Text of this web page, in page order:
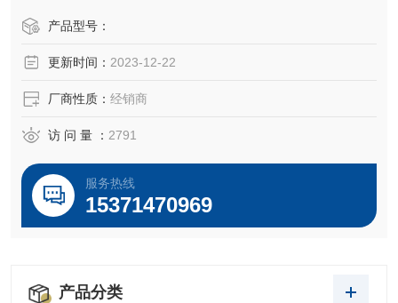
规格：500ml
千舍生物开工大吉，干细胞专用，特级胎牛血清*......
产品型号：
更新时间： 2023-12-22
厂商性质： 经销商
访 问 量 ： 2791
服务热线
15371470969
产品分类